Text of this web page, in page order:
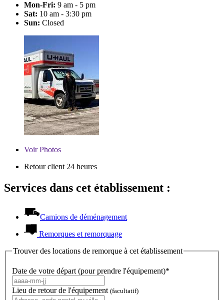
Mon-Fri: 9 am - 5 pm
Sat: 10 am - 3:30 pm
Sun: Closed
VoirPhotos
Retour client 24 heures
Services dans cet établissement :
Camions de déménagement
Remorques et remorquage
Trouver des locations de remorque à cet établissement
Date de votre départ (pour prendre l'équipement)*
Lieu de retour de l'équipement (facultatif)